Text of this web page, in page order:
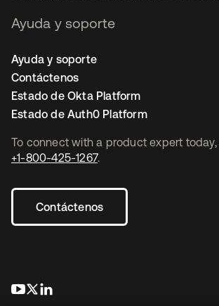
To connect with a product expert today,
+1-800-425-1267.
Contáctenos
se abre en una pestaña nueva
se abre en una pestaña nueva
Ayuda y soporte
Ayuda y soporte
Contáctenos
Estado de Okta Platform
Estado de Auth0 Platform